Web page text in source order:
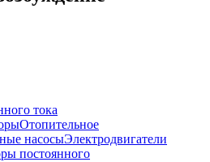
тока
Отопительное
насосыЭлектродвигатели
постоянного